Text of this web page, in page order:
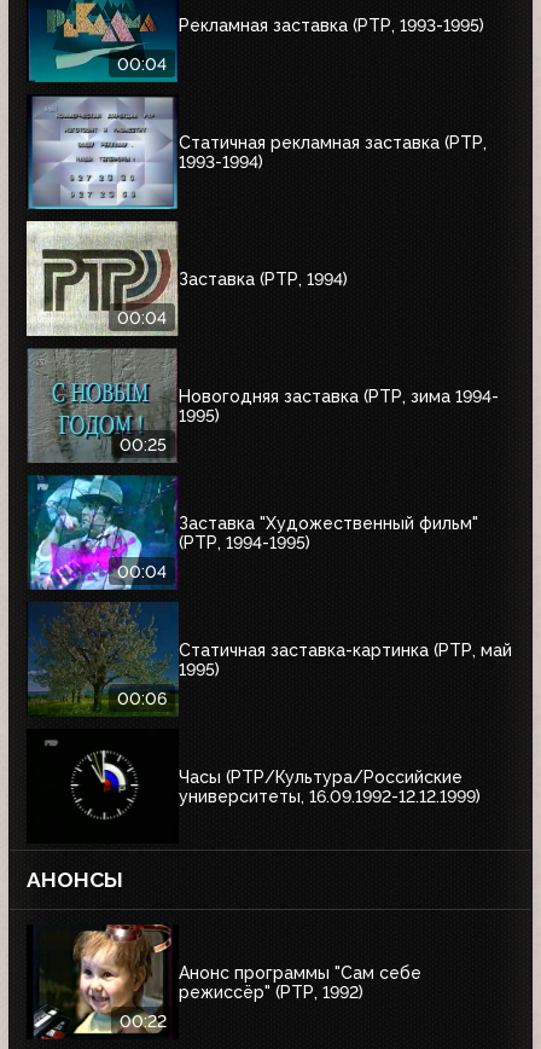
00:04
Рекламная заставка (РТР, 1993-1995)
Статичная рекламная заставка (РТР,
1993-1994)
00:04
Заставка (РТР, 1994)
00:25
Новогодняя заставка (РТР, зима 1994-
1995)
00:04
Заставка "Художественный фильм"
(РТР, 1994-1995)
00:06
Статичная заставка-картинка (РТР, май
1995)
Часы (РТР/Культура/Российские
университеты, 16.09.1992-12.12.1999)
АНОНСЫ
00:22
Анонс программы "Сам себе
режиссёр" (РТР, 1992)